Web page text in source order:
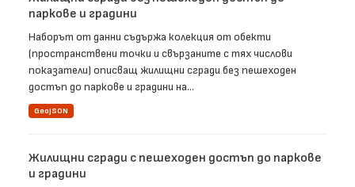
паркове и градини
Наборът от данни съдържа колекция от обекти
(пространствени точки и свързаните с тях числови
показатели) описващ жилищни сгради без пешеходен
достъп до паркове и градини на...
GeoJSON
Жилищни сгради с пешеходен достъп до паркове
и градини